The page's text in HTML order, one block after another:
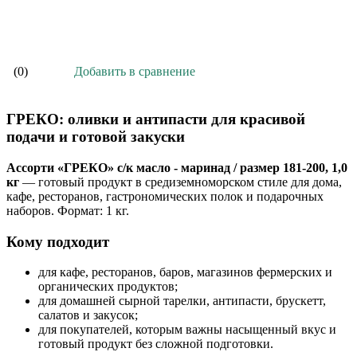
(0) Добавить в сравнение
ГРЕКО: оливки и антипасти для красивой
подачи и готовой закуски
Ассорти «ГРЕКО» с/к масло - маринад / размер 181-200, 1,0
кг — готовый продукт в средиземноморском стиле для дома,
кафе, ресторанов, гастрономических полок и подарочных
наборов. Формат: 1 кг.
Кому подходит
для кафе, ресторанов, баров, магазинов фермерских и
органических продуктов;
для домашней сырной тарелки, антипасти, брускетт,
салатов и закусок;
для покупателей, которым важны насыщенный вкус и
готовый продукт без сложной подготовки.